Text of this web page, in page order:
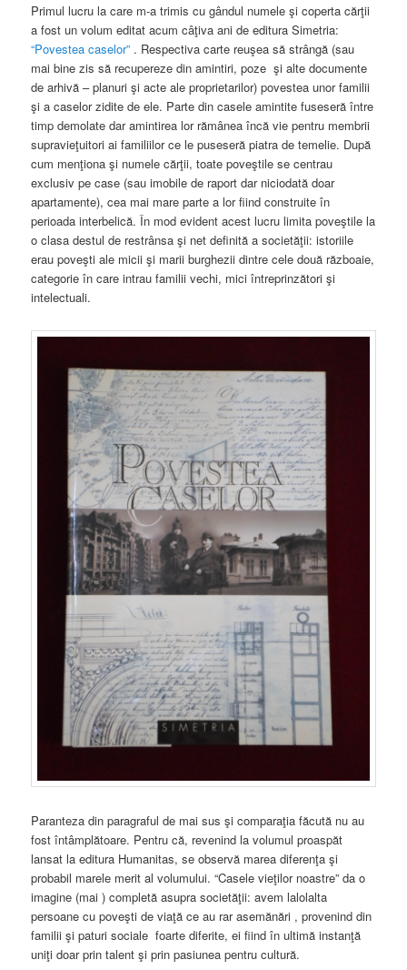
Primul lucru la care m-a trimis cu gândul numele şi coperta cărţii
a fost un volum editat acum câţiva ani de editura Simetria:
“Povestea caselor” . Respectiva carte reuşea să strângă (sau
mai bine zis să recupereze din amintiri, poze şi alte documente
de arhivă – planuri şi acte ale proprietarilor) povestea unor familii
şi a caselor zidite de ele. Parte din casele amintite fuseseră între
timp demolate dar amintirea lor rămânea încă vie pentru membrii
supravieţuitori ai familiilor ce le puseseră piatra de temelie. După
cum menţiona şi numele cărţii, toate poveştile se centrau
exclusiv pe case (sau imobile de raport dar niciodată doar
apartamente), cea mai mare parte a lor fiind construite în
perioada interbelică. În mod evident acest lucru limita poveştile la
o clasa destul de restrânsa şi net definită a societăţii: istoriile
erau poveşti ale micii şi marii burghezii dintre cele două războaie,
categorie în care intrau familii vechi, mici întreprinzători şi
intelectuali.
Paranteza din paragraful de mai sus şi comparaţia făcută nu au
fost întâmplătoare. Pentru că, revenind la volumul proaspăt
lansat la editura Humanitas, se observă marea diferenţa şi
probabil marele merit al volumului. “Casele vieţilor noastre” da o
imagine (mai ) completă asupra societăţii: avem lalolalta
persoane cu poveşti de viaţă ce au rar asemănări , provenind din
familii şi paturi sociale foarte diferite, ei fiind în ultimă instanţă
uniţi doar prin talent şi prin pasiunea pentru cultură.